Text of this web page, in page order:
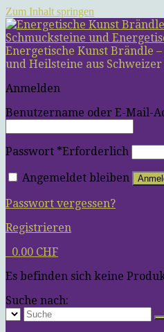
Zum Inhalt springen
Energetische Kunst Brändle
und Heilsteine aus
Anmelden
Benutzername oder E-Mail-
Passwort *Erforderlich
Angemeldet bleiben
Passwort vergessen?
Registrieren
0.00 CHF
Es befinden sich keine
Suche nach: